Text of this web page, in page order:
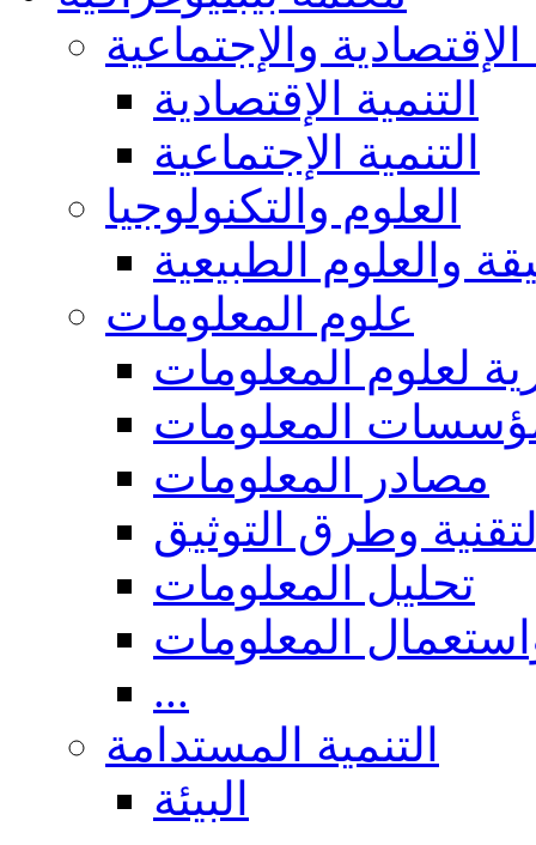
الإقتصادية والإجتماعية
التنمية الإقتصادية
التنمية الإجتماعية
العلوم والتكنولوجيا
والعلوم الطبيعية
علوم المعلومات
لعلوم المعلومات
المعلومات
مصادر المعلومات
وطرق التوثيق
تحليل المعلومات
المعلومات
...
التنمية المستدامة
البيئة